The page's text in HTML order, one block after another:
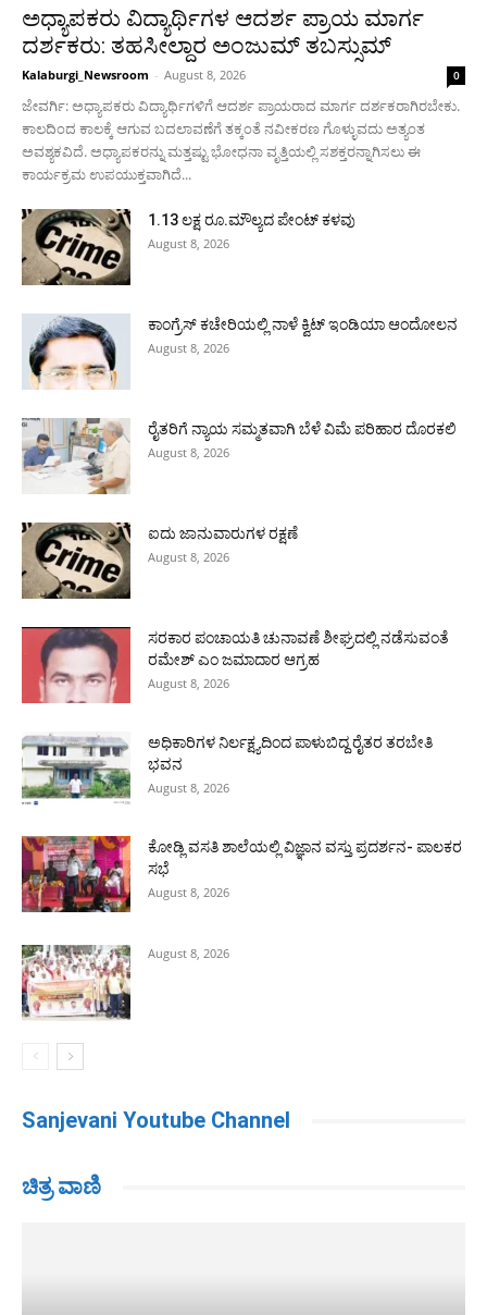
ಅಧ್ಯಾಪಕರು ವಿದ್ಯಾರ್ಥಿಗಳ ಆದರ್ಶ ಪ್ರಾಯ ಮಾರ್ಗ
ದರ್ಶಕರು: ತಹಸೀಲ್ದಾರ ಅಂಜುಮ್ ತಬಸ್ಸುಮ್
Kalaburgi_Newsroom - August 8, 2026 0
ಜೇವರ್ಗಿ: ಅಧ್ಯಾಪಕರು ವಿದ್ಯಾರ್ಥಿಗಳಿಗೆ ಆದರ್ಶ ಪ್ರಾಯರಾದ ಮಾರ್ಗ ದರ್ಶಕರಾಗಿರಬೇಕು.
ಕಾಲದಿಂದ ಕಾಲಕ್ಕೆ ಆಗುವ ಬದಲಾವಣೆಗೆ ತಕ್ಕಂತೆ ನವೀಕರಣ ಗೊಳ್ಳುವದು ಅತ್ಯಂತ
ಅವಶ್ಯಕವಿದೆ. ಅಧ್ಯಾಪಕರನ್ನು ಮತ್ತಷ್ಟು ಭೋಧನಾ ವೃತ್ತಿಯಲ್ಲಿ ಸಶಕ್ತರನ್ನಾಗಿಸಲು ಈ
ಕಾರ್ಯಕ್ರಮ ಉಪಯುಕ್ತವಾಗಿದೆ...
1.13 ಲಕ್ಷ ರೂ.ಮೌಲ್ಯದ ಪೇಂಟ್ ಕಳವು
August 8, 2026
ಕಾಂಗ್ರೆಸ್ ಕಚೇರಿಯಲ್ಲಿ ನಾಳೆ ಕ್ವಿಟ್ ಇಂಡಿಯಾ ಆಂದೋಲನ
August 8, 2026
ರೈತರಿಗೆ ನ್ಯಾಯ ಸಮ್ಮತವಾಗಿ ಬೆಳೆ ವಿಮೆ ಪರಿಹಾರ ದೊರಕಲಿ
August 8, 2026
ಐದು ಜಾನುವಾರುಗಳ ರಕ್ಷಣೆ
August 8, 2026
ಸರಕಾರ ಪಂಚಾಯತಿ ಚುನಾವಣೆ ಶೀಘ್ರದಲ್ಲಿ ನಡೆಸುವಂತೆ
ರಮೇಶ್ ಎಂ ಜಮಾದಾರ ಆಗ್ರಹ
August 8, 2026
ಅಧಿಕಾರಿಗಳ ನಿರ್ಲಕ್ಷ್ಯದಿಂದ ಪಾಳುಬಿದ್ದ ರೈತರ ತರಬೇತಿ
ಭವನ
August 8, 2026
ಕೋಡ್ಲಿ ವಸತಿ ಶಾಲೆಯಲ್ಲಿ ವಿಜ್ಞಾನ ವಸ್ತು ಪ್ರದರ್ಶನ- ಪಾಲಕರ
ಸಭೆ
August 8, 2026
August 8, 2026
Sanjevani Youtube Channel
ಚಿತ್ರ ವಾಣಿ